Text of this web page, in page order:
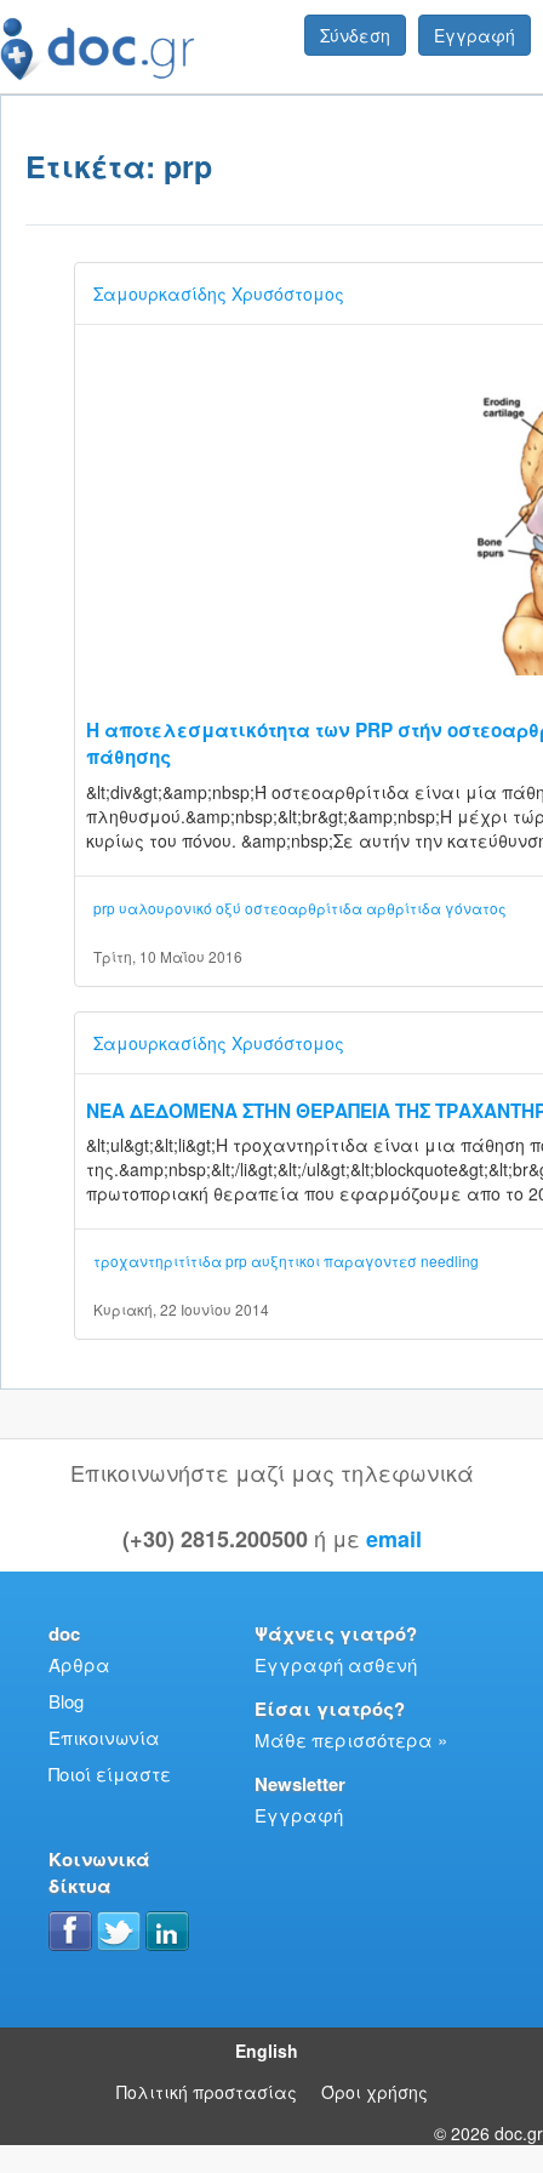
Σύνδεση Εγγραφή
Ετικέτα: prp
Σαμουρκασίδης Χρυσόστομος
Η αποτελεσματικότητα των PRP στήν
πάθησης
&lt;div&gt;&amp;nbsp;Ή οστεοαρθρίτιδα είναι μία
πληθυσμού.&amp;nbsp;&lt;br&gt;&amp;nbsp;Η μέχρι
κυρίως του πόνου. &amp;nbsp;Σε αυτήν την
prpυαλουρονικό οξύ οστεοαρθρίτιδααρθρίτιδα γόνατος
Τρίτη, 10 Μαΐου 2016
Σαμουρκασίδης Χρυσόστομος
ΝΕΑ ΔΕΔΟΜΕΝΑ ΣΤΗΝ ΘΕΡΑΠΕΙΑ ΤΗΣ
&lt;ul&gt;&lt;li&gt;Η τροχαντηρίτιδα είναι μια
της.&amp;nbsp;&lt;/li&gt;&lt;/
πρωτοποριακή θεραπεία που εφαρμόζουμε απο το
τροχαντηριτίτιδαprpαυξητικοι παραγοντεσneedling
Κυριακή, 22 Ιουνίου 2014
Επικοινωνήστε μαζί μας τηλεφωνικά
(+30) 2815.200500 ή με email
doc
Άρθρα
Blog
Επικοινωνία
Ποιοί είμαστε
Ψάχνεις γιατρό?
Εγγραφή ασθενή
Είσαι γιατρός?
Μάθε περισσότερα »
Newsletter
Εγγραφή
Κοινωνικά
δίκτυα
English
Πολιτική προστασίας
Όροι χρήσης
© 2026 doc.gr